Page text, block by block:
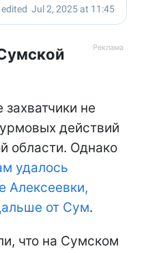
не
действий
области. Однако
удалось
Алексеевки,
от Сум.
что на Сумском